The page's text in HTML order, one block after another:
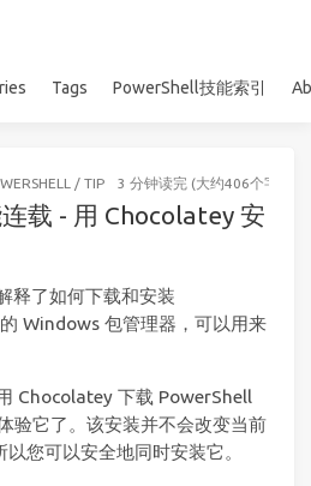
Tags PowerShell技能索引
/ TIP 3 分钟读完 (大约406个字)
载 - 用 Chocolatey 安
释了如何下载和安装
Windows 包管理器，可以用来
Chocolatey 下载 PowerShell
验它了。该安装并不会改变当前
您可以安全地同时安装它。